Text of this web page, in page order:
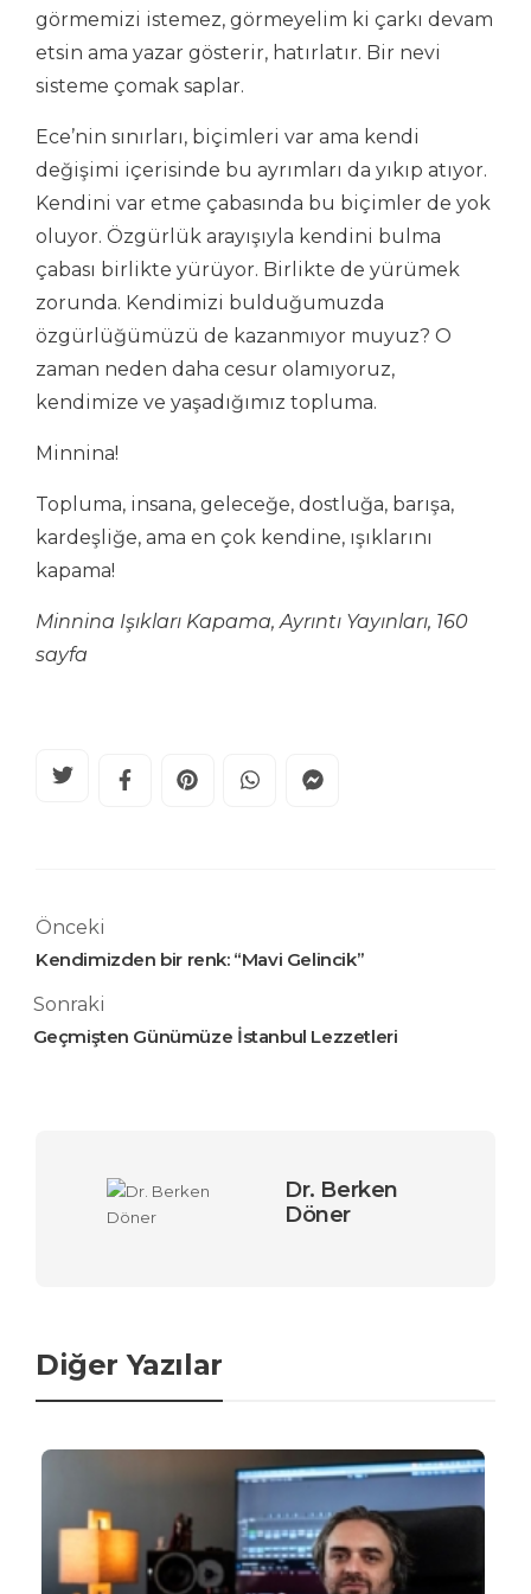
görmemizi istemez, görmeyelim ki çarkı devam
etsin ama yazar gösterir, hatırlatır. Bir nevi
sisteme çomak saplar.
Ece’nin sınırları, biçimleri var ama kendi
değişimi içerisinde bu ayrımları da yıkıp atıyor.
Kendini var etme çabasında bu biçimler de yok
oluyor. Özgürlük arayışıyla kendini bulma
çabası birlikte yürüyor. Birlikte de yürümek
zorunda. Kendimizi bulduğumuzda
özgürlüğümüzü de kazanmıyor muyuz? O
zaman neden daha cesur olamıyoruz,
kendimize ve yaşadığımız topluma.
Minnina!
Topluma, insana, geleceğe, dostluğa, barışa,
kardeşliğe, ama en çok kendine, ışıklarını
kapama!
Minnina Işıkları Kapama, Ayrıntı Yayınları, 160
sayfa
Önceki
Kendimizden bir renk: “Mavi Gelincik”
Sonraki
Geçmişten Günümüze İstanbul Lezzetleri
Dr. Berken
Döner
Diğer Yazılar